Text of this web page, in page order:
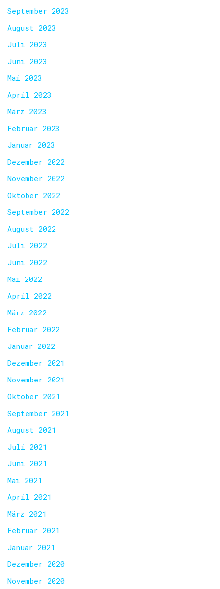
September 2023
August 2023
Juli 2023
Juni 2023
Mai 2023
April 2023
März 2023
Februar 2023
Januar 2023
Dezember 2022
November 2022
Oktober 2022
September 2022
August 2022
Juli 2022
Juni 2022
Mai 2022
April 2022
März 2022
Februar 2022
Januar 2022
Dezember 2021
November 2021
Oktober 2021
September 2021
August 2021
Juli 2021
Juni 2021
Mai 2021
April 2021
März 2021
Februar 2021
Januar 2021
Dezember 2020
November 2020